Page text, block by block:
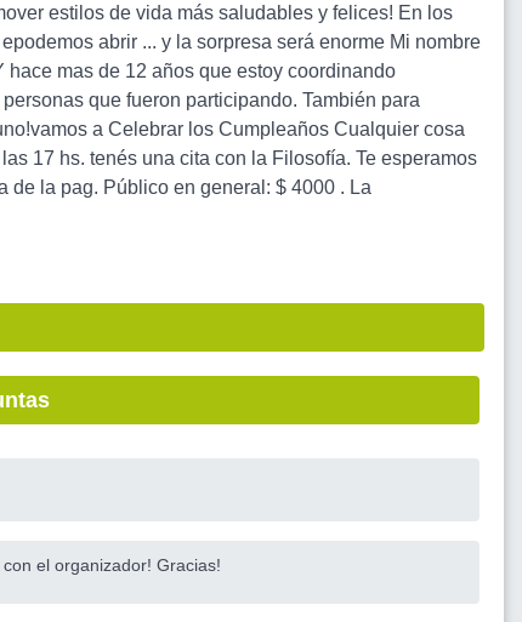
estilos de vida más saludables y felices! En los
abrir ... y la sorpresa será enorme Mi nombre
mas de 12 años que estoy coordinando
que fueron participando. También para
a Celebrar los Cumpleaños Cualquier cosa
17 hs. tenés una cita con la Filosofía. Te esperamos
de la pag. Público en general: $ 4000 . La
el organizador! Gracias!